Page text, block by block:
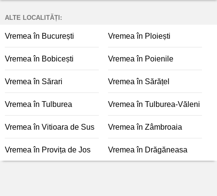
ALTE LOCALITĂȚI:
Vremea în București Vremea în Ploiești
Vremea în Bobicești Vremea în Poienile
Vremea în Sărari Vremea în Sărățel
Vremea în Tulburea Vremea în Tulburea-Văleni
Vremea în Vitioara de Sus Vremea în Zâmbroaia
Vremea în Provița de Jos Vremea în Drăgăneasa